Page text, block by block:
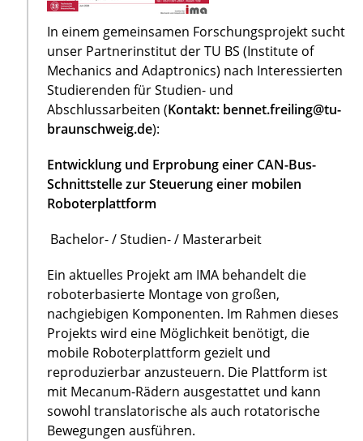
In einem gemeinsamen Forschungsprojekt sucht
unser Partnerinstitut der TU BS (Institute of
Mechanics and Adaptronics) nach Interessierten
Studierenden für Studien- und
Abschlussarbeiten (Kontakt: bennet.freiling@tu-
braunschweig.de):
Entwicklung und Erprobung einer CAN-Bus-
Schnittstelle zur Steuerung einer mobilen
Roboterplattform
Bachelor- / Studien- / Masterarbeit
Ein aktuelles Projekt am IMA behandelt die
roboterbasierte Montage von großen,
nachgiebigen Komponenten. Im Rahmen dieses
Projekts wird eine Möglichkeit benötigt, die
mobile Roboterplattform gezielt und
reproduzierbar anzusteuern. Die Plattform ist
mit Mecanum-Rädern ausgestattet und kann
sowohl translatorische als auch rotatorische
Bewegungen ausführen.